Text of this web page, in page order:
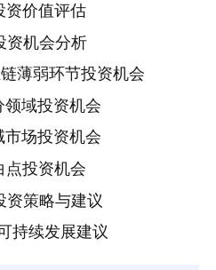
资价值评估
资机会分析
薄弱环节投资机会
域投资机会
场投资机会
投资机会
资策略与建议
持续发展建议